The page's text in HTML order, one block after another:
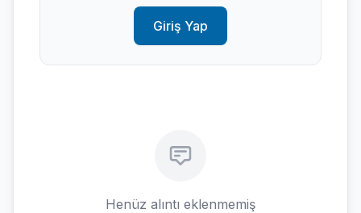
Giriş Yap
Henüz alıntı eklenmemiş